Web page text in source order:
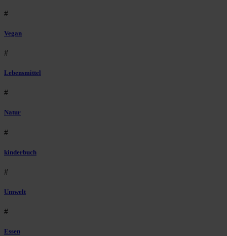
#
Vegan
#
Lebensmittel
#
Natur
#
kinderbuch
#
Umwelt
#
Essen